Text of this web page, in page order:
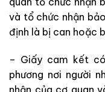
và tổ chức nhận
định là bị can hoặc
– Giấy cam kết
phương nơi người
nhận của cơ quan